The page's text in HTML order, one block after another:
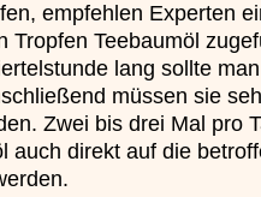
empfehlen Experten
Tropfen Teebaumöl
lang sollte
müssen sie
Zwei bis drei Mal pro
auch direkt auf die